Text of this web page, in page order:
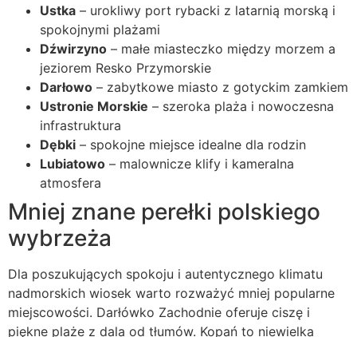
Ustka – urokliwy port rybacki z latarnią morską i
spokojnymi plażami
Dźwirzyno – małe miasteczko między morzem a
jeziorem Resko Przymorskie
Darłowo – zabytkowe miasto z gotyckim zamkiem
Ustronie Morskie – szeroka plaża i nowoczesna
infrastruktura
Dębki – spokojne miejsce idealne dla rodzin
Lubiatowo – malownicze klify i kameralna
atmosfera
Mniej znane perełki polskiego
wybrzeża
Dla poszukujących spokoju i autentycznego klimatu
nadmorskich wiosek warto rozważyć mniej popularne
miejscowości. Darłówko Zachodnie oferuje ciszę i
piękne plaże z dala od tłumów. Kopań to niewielka